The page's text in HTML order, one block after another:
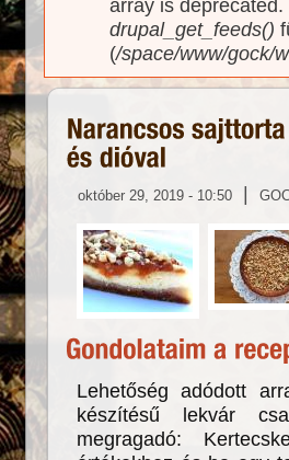
array is
drupal_get_feeds()
(/space/www/gock/
október 29, 2019 - 10:50 |
Lehetőség adódott
készítésű lekvár
megragadó: